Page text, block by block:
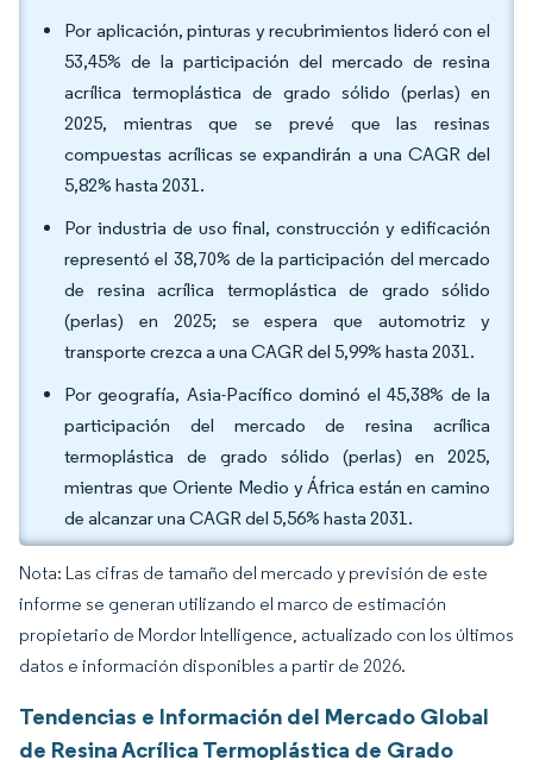
Por aplicación, pinturas y recubrimientos lideró con el
53,45% de la participación del mercado de resina
acrílica termoplástica de grado sólido (perlas) en
2025, mientras que se prevé que las resinas
compuestas acrílicas se expandirán a una CAGR del
5,82% hasta 2031.
Por industria de uso final, construcción y edificación
representó el 38,70% de la participación del mercado
de resina acrílica termoplástica de grado sólido
(perlas) en 2025; se espera que automotriz y
transporte crezca a una CAGR del 5,99% hasta 2031.
Por geografía, Asia-Pacífico dominó el 45,38% de la
participación del mercado de resina acrílica
termoplástica de grado sólido (perlas) en 2025,
mientras que Oriente Medio y África están en camino
de alcanzar una CAGR del 5,56% hasta 2031.
Nota: Las cifras de tamaño del mercado y previsión de este
informe se generan utilizando el marco de estimación
propietario de Mordor Intelligence, actualizado con los últimos
datos e información disponibles a partir de 2026.
Tendencias e Información del Mercado Global
de Resina Acrílica Termoplástica de Grado